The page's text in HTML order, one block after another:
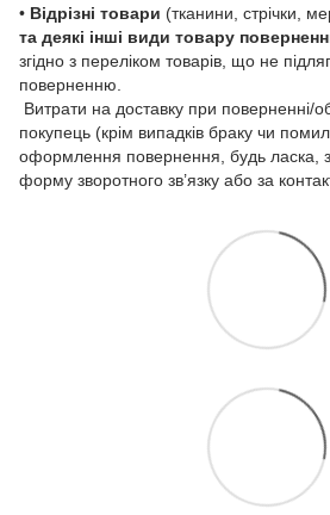
• Відрізні товари (тканини, стрічки,
та деякі інші види товару
згідно з переліком товарів, що не
поверненню.
Витрати на доставку при поверненні/
покупець (крім випадків браку чи
оформлення повернення, будь ласка,
форму зворотного зв’язку або за